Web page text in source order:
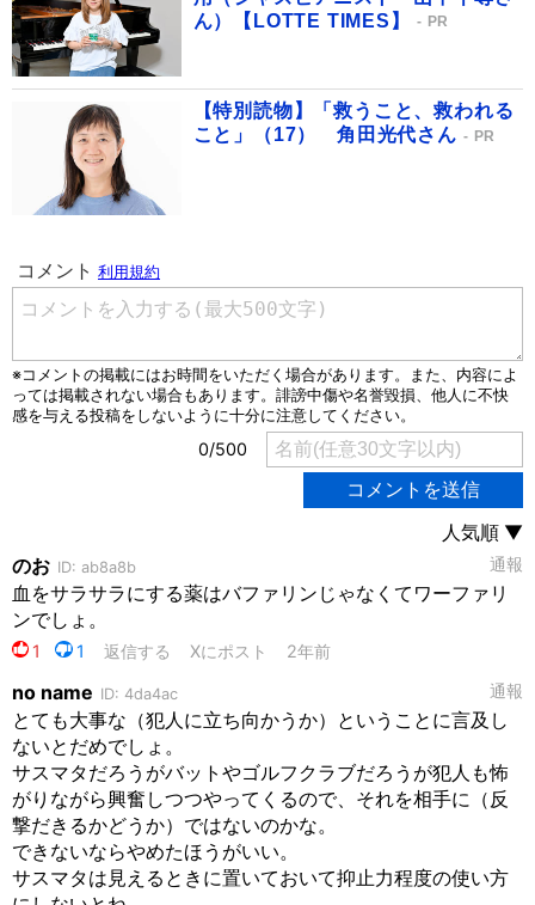
ん）【LOTTE TIMES】
PR
【特別読物】「救うこと、救われる
こと」（17） 角田光代さん
PR